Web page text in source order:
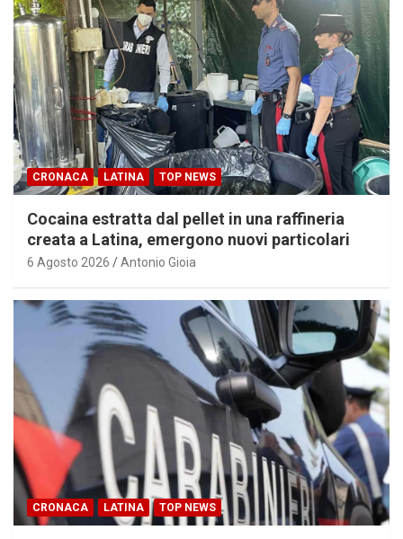
CRONACA LATINA TOP NEWS
Cocaina estratta dal pellet in una raffineria
creata a Latina, emergono nuovi particolari
6 Agosto 2026 Antonio Gioia
CRONACA LATINA TOP NEWS